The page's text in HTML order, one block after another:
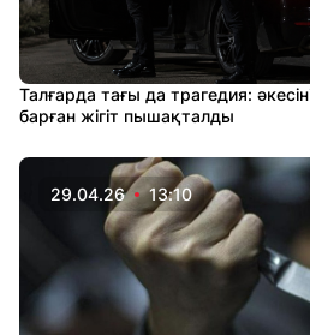
Талғарда тағы да трагедия:
барған жігіт пышақталды
29.04.26 13:10